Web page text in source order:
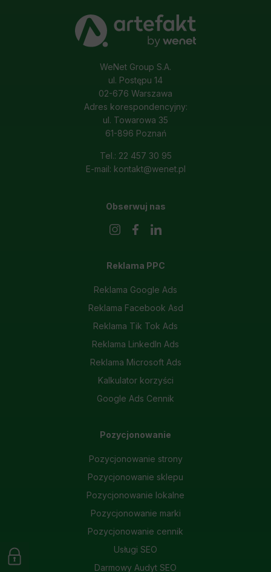
WeNet Group S.A.
ul. Postępu 14
02-676 Warszawa
Adres korespondencyjny:
ul. Towarowa 35
61-896 Poznań
Tel.: 22 457 30 95
E-mail: kontakt@wenet.pl
Reklama PPC
Reklama Google Ads
Reklama Facebook Asd
Reklama Tik Tok Ads
Reklama LinkedIn Ads
Reklama Microsoft Ads
Kalkulator korzyści
Google Ads Cennik
Pozycjonowanie
Pozycjonowanie strony
Pozycjonowanie sklepu
Pozycjonowanie lokalne
Pozycjonowanie marki
Pozycjonowanie cennik
Usługi SEO
Darmowy Audyt SEO
Obserwuj nas